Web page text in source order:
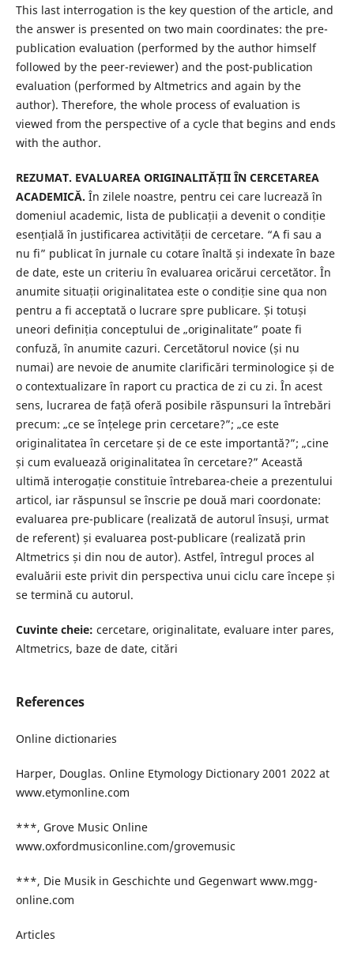
This last interrogation is the key question of the article, and
the answer is presented on two main coordinates: the pre-
publication evaluation (performed by the author himself
followed by the peer-reviewer) and the post-publication
evaluation (performed by Altmetrics and again by the
author). Therefore, the whole process of evaluation is
viewed from the perspective of a cycle that begins and ends
with the author.
REZUMAT. EVALUAREA ORIGINALITĂȚII ÎN CERCETAREA
ACADEMICĂ. În zilele noastre, pentru cei care lucrează în
domeniul academic, lista de publicații a devenit o condiție
esențială în justificarea activității de cercetare. “A fi sau a
nu fi” publicat în jurnale cu cotare înaltă și indexate în baze
de date, este un criteriu în evaluarea oricărui cercetător. În
anumite situații originalitatea este o condiție sine qua non
pentru a fi acceptată o lucrare spre publicare. Și totuși
uneori definiția conceptului de „originalitate” poate fi
confuză, în anumite cazuri. Cercetătorul novice (și nu
numai) are nevoie de anumite clarificări terminologice și de
o contextualizare în raport cu practica de zi cu zi. În acest
sens, lucrarea de față oferă posibile răspunsuri la întrebări
precum: „ce se înțelege prin cercetare?”; „ce este
originalitatea în cercetare și de ce este importantă?”; „cine
și cum evaluează originalitatea în cercetare?” Această
ultimă interogație constituie întrebarea-cheie a prezentului
articol, iar răspunsul se înscrie pe două mari coordonate:
evaluarea pre-publicare (realizată de autorul însuși, urmat
de referent) și evaluarea post-publicare (realizată prin
Altmetrics și din nou de autor). Astfel, întregul proces al
evaluării este privit din perspectiva unui ciclu care începe și
se termină cu autorul.
Cuvinte cheie: cercetare, originalitate, evaluare inter pares,
Altmetrics, baze de date, citări
References
Online dictionaries
Harper, Douglas. Online Etymology Dictionary 2001 2022 at
www.etymonline.com
***, Grove Music Online
www.oxfordmusiconline.com/grovemusic
***, Die Musik in Geschichte und Gegenwart www.mgg-
online.com
Articles